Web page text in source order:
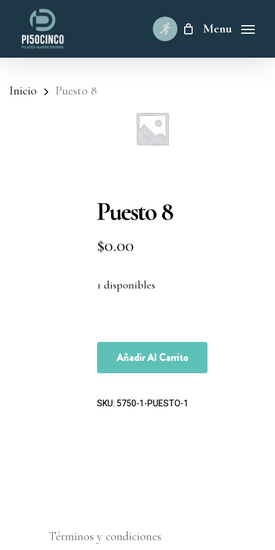
content
Menu
Inicio Puesto 8
Puesto 8
$0.00
1 disponibles
Añadir Al Carrito
SKU:5750-1-PUESTO-1
Términos y condiciones